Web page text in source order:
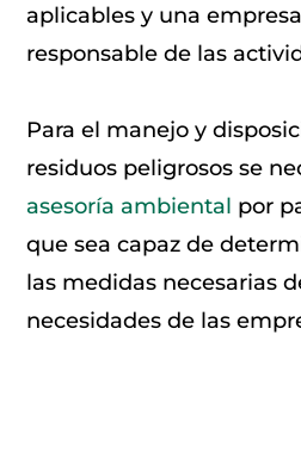
aplicables y una
responsable de las
Para el manejo y
residuos peligrosos se
asesoría ambiental por
que sea capaz de
las medidas necesarias
necesidades de las